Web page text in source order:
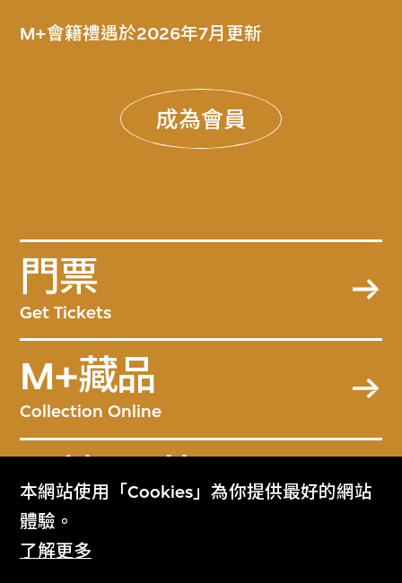
本網站使用「Cookies」為你提供最好的網站
體驗。
了解更多
M+會籍禮遇於2026年7月更新
成為會員
門票
Get Tickets
M+藏品
Collection Online
關於M+藏品
About the Collection